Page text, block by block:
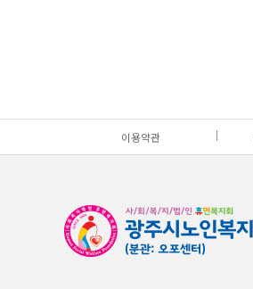
이용약관